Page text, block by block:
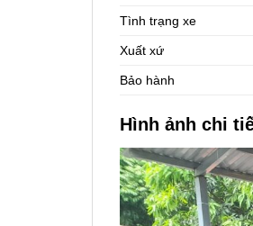
Tình trạng xe
Xuất xứ
Bảo hành
Hình ảnh chi